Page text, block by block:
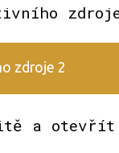
zdroje 2
a otevřít